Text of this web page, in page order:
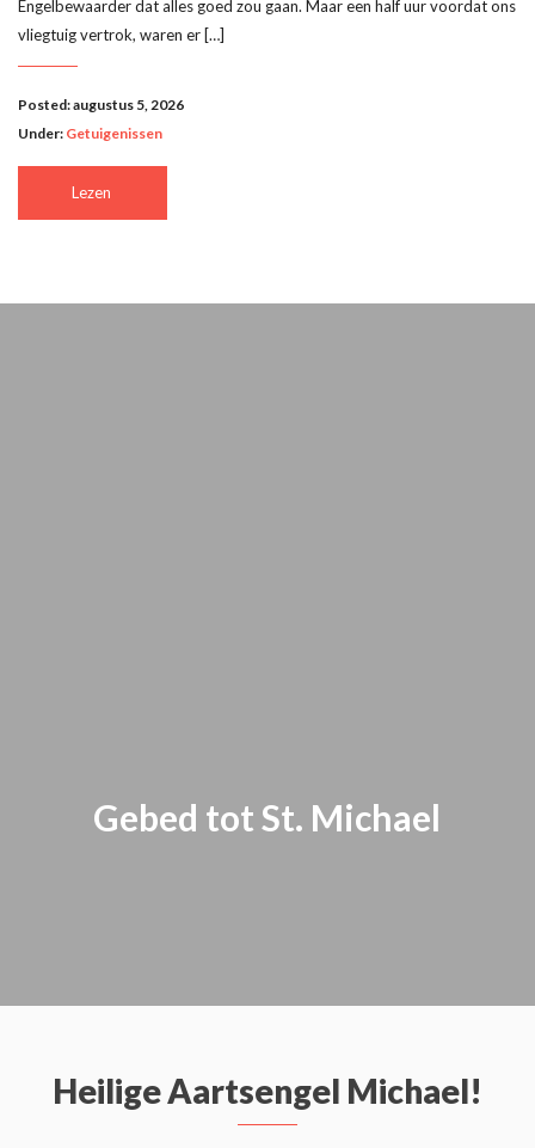
Engelbewaarder dat alles goed zou gaan. Maar een half uur voordat ons
vliegtuig vertrok, waren er […]
Posted: augustus 5, 2026
Under: Getuigenissen
Lezen
Gebed tot St. Michael
Heilige Aartsengel Michael!